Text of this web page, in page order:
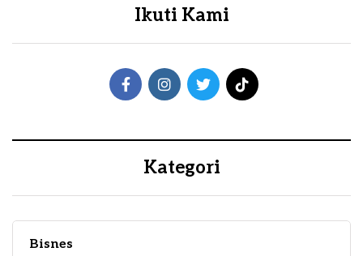
Ikuti Kami
Kategori
Bisnes